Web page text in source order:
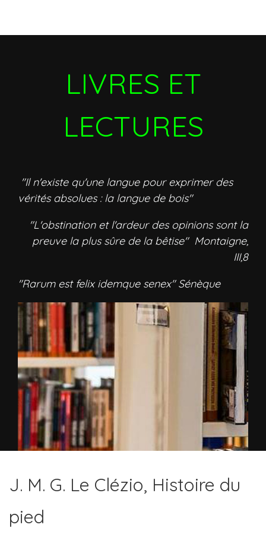
LIVRES ET
LECTURES
"Il n'existe qu'une langue pour exprimer des
vérités absolues : la langue de bois"
"L'obstination et l'ardeur des opinions sont la
preuve la plus sûre de la bêtise" Montaigne,
III,8
"Rarum est felix idemque senex" Sénèque
J. M. G. Le Clézio, Histoire du
pied